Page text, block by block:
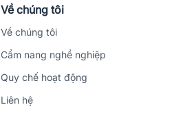
Về chúng tôi
Về chúng tôi
Cẩm nang nghề nghiệp
Quy chế hoạt động
Liên hệ